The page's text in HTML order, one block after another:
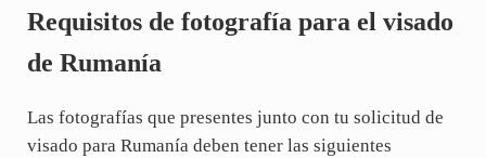
Requisitos de fotografía para el visado
de Rumanía
Las fotografías que presentes junto con tu solicitud de
visado para Rumanía deben tener las siguientes